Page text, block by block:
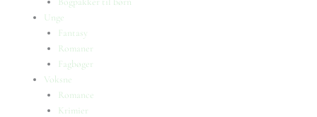
Unge
Fantasy
Romaner
Fagbøger
Voksne
Romance
Krimier